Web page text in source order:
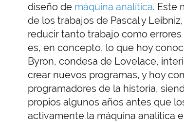
diseño de máquina analítica. Este
de los trabajos de Pascal y
reducir tanto trabajo como
es, en concepto, lo que hoy
Byron, condesa de Lovelace,
crear nuevos programas, y hoy
programadores de la historia,
propios algunos años antes que
activamente la máquina analítica